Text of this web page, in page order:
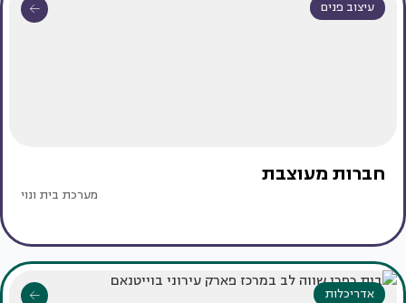
עיצוב פנים
חברות מעוצבת
מערכת בית ונוי
אדריכלות